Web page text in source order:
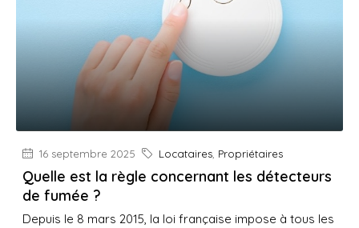
16 septembre 2025 Locataires, Propriétaires
Quelle est la règle concernant les détecteurs
de fumée ?
Depuis le 8 mars 2015, la loi française impose à tous les